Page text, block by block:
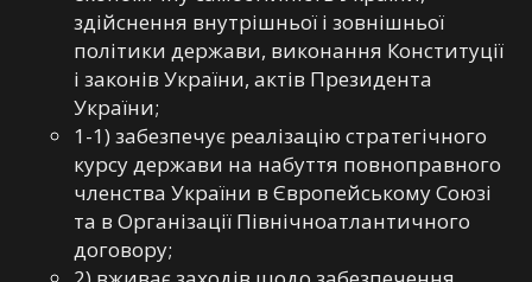
здійснення внутрішньої і зовнішньої
політики держави, виконання Конституції
і законів України, актів Президента
України;
1-1) забезпечує реалізацію стратегічного
курсу держави на набуття повноправного
членства України в Європейському Союзі
та в Організації Північноатлантичного
договору;